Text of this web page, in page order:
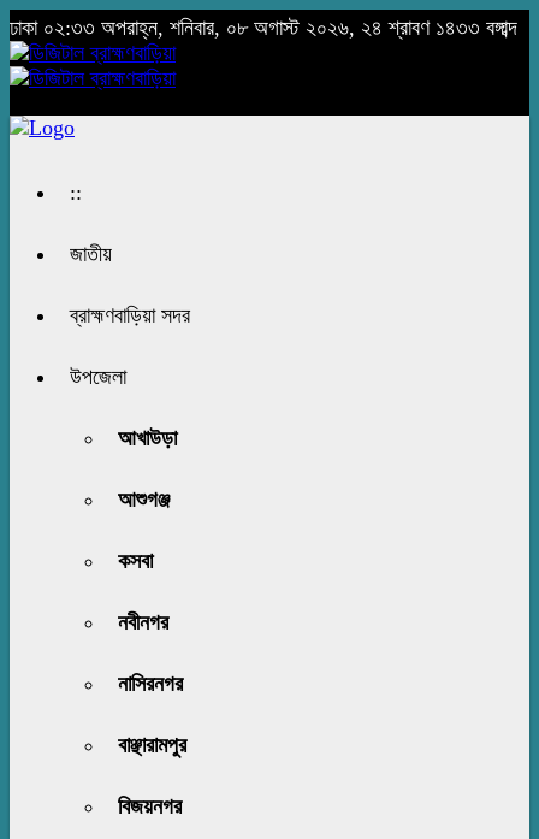
ঢাকা ০২:৩৩ অপরাহ্ন, শনিবার, ০৮ অগাস্ট ২০২৬, ২৪ শ্রাবণ ১৪৩৩ বঙ্গাব্দ
::
জাতীয়
ব্রাহ্মণবাড়িয়া সদর
উপজেলা
আখাউড়া
আশুগঞ্জ
কসবা
নবীনগর
নাসিরনগর
বাঞ্ছারামপুর
বিজয়নগর